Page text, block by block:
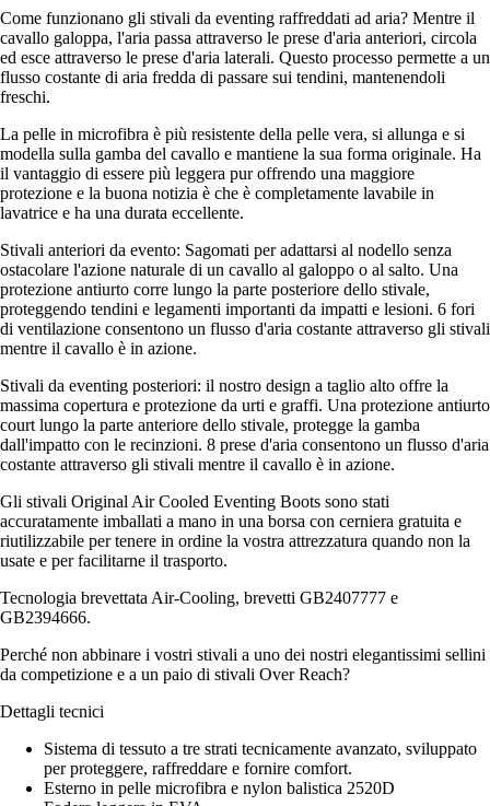
Come funzionano gli stivali da eventing raffreddati ad aria? Mentre il
cavallo galoppa, l'aria passa attraverso le prese d'aria anteriori, circola
ed esce attraverso le prese d'aria laterali. Questo processo permette a un
flusso costante di aria fredda di passare sui tendini, mantenendoli
freschi.
La pelle in microfibra è più resistente della pelle vera, si allunga e si
modella sulla gamba del cavallo e mantiene la sua forma originale. Ha
il vantaggio di essere più leggera pur offrendo una maggiore
protezione e la buona notizia è che è completamente lavabile in
lavatrice e ha una durata eccellente.
Stivali anteriori da evento: Sagomati per adattarsi al nodello senza
ostacolare l'azione naturale di un cavallo al galoppo o al salto. Una
protezione antiurto corre lungo la parte posteriore dello stivale,
proteggendo tendini e legamenti importanti da impatti e lesioni. 6 fori
di ventilazione consentono un flusso d'aria costante attraverso gli stivali
mentre il cavallo è in azione.
Stivali da eventing posteriori: il nostro design a taglio alto offre la
massima copertura e protezione da urti e graffi. Una protezione antiurto
court lungo la parte anteriore dello stivale, protegge la gamba
dall'impatto con le recinzioni. 8 prese d'aria consentono un flusso d'aria
costante attraverso gli stivali mentre il cavallo è in azione.
Gli stivali Original Air Cooled Eventing Boots sono stati
accuratamente imballati a mano in una borsa con cerniera gratuita e
riutilizzabile per tenere in ordine la vostra attrezzatura quando non la
usate e per facilitarne il trasporto.
Tecnologia brevettata Air-Cooling, brevetti GB2407777 e
GB2394666.
Perché non abbinare i vostri stivali a uno dei nostri elegantissimi sellini
da competizione e a un paio di stivali Over Reach?
Dettagli tecnici
Sistema di tessuto a tre strati tecnicamente avanzato, sviluppato
per proteggere, raffreddare e fornire comfort.
Esterno in pelle microfibra e nylon balistica 2520D